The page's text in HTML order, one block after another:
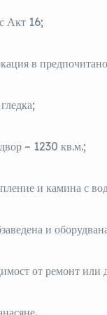
Акт 16;
в
– 1230 кв.м.;
и камина с
и
от ремонт